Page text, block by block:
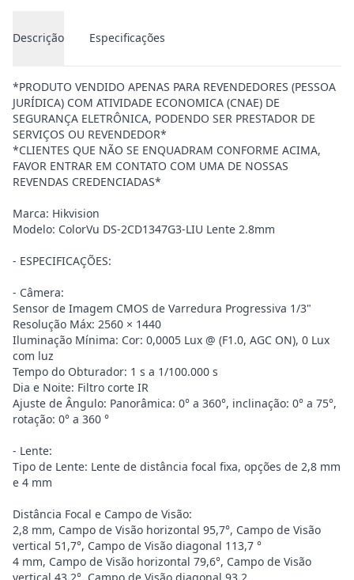
Descrição Especificações
*PRODUTO VENDIDO APENAS PARA REVENDEDORES (PESSOA
JURÍDICA) COM ATIVIDADE ECONOMICA (CNAE) DE
SEGURANÇA ELETRÔNICA, PODENDO SER PRESTADOR DE
SERVIÇOS OU REVENDEDOR*
*CLIENTES QUE NÃO SE ENQUADRAM CONFORME ACIMA,
FAVOR ENTRAR EM CONTATO COM UMA DE NOSSAS
REVENDAS CREDENCIADAS*
Marca: Hikvision
Modelo: ColorVu DS-2CD1347G3-LIU Lente 2.8mm
- ESPECIFICAÇÕES:
- Câmera:
Sensor de Imagem CMOS de Varredura Progressiva 1/3"
Resolução Máx: 2560 × 1440
Iluminação Mínima: Cor: 0,0005 Lux @ (F1.0, AGC ON), 0 Lux
com luz
Tempo do Obturador: 1 s a 1/100.000 s
Dia e Noite: Filtro corte IR
Ajuste de Ângulo: Panorâmica: 0° a 360°, inclinação: 0° a 75°,
rotação: 0° a 360 °
- Lente:
Tipo de Lente: Lente de distância focal fixa, opções de 2,8 mm
e 4 mm
Distância Focal e Campo de Visão:
2,8 mm, Campo de Visão horizontal 95,7°, Campo de Visão
vertical 51,7°, Campo de Visão diagonal 113,7 °
4 mm, Campo de Visão horizontal 79,6°, Campo de Visão